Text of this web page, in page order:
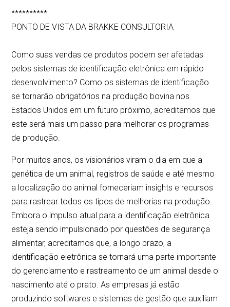
**********
PONTO DE VISTA DA BRAKKE CONSULTORIA
Como suas vendas de produtos podem ser afetadas
pelos sistemas de identificação eletrônica em rápido
desenvolvimento? Como os sistemas de identificação
se tornarão obrigatórios na produção bovina nos
Estados Unidos em um futuro próximo, acreditamos que
este será mais um passo para melhorar os programas
de produção.
Por muitos anos, os visionários viram o dia em que a
genética de um animal, registros de saúde e até mesmo
a localização do animal forneceriam insights e recursos
para rastrear todos os tipos de melhorias na produção.
Embora o impulso atual para a identificação eletrônica
esteja sendo impulsionado por questões de segurança
alimentar, acreditamos que, a longo prazo, a
identificação eletrônica se tornará uma parte importante
do gerenciamento e rastreamento de um animal desde o
nascimento até o prato. As empresas já estão
produzindo softwares e sistemas de gestão que auxiliam